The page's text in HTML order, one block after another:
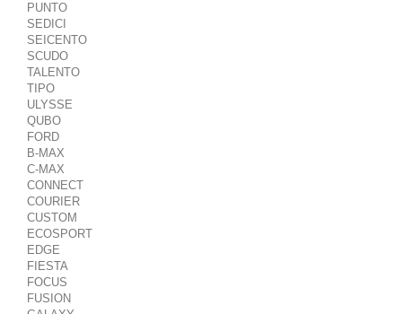
PUNTO
SEDICI
SEICENTO
SCUDO
TALENTO
TIPO
ULYSSE
QUBO
FORD
B-MAX
C-MAX
CONNECT
COURIER
CUSTOM
ECOSPORT
EDGE
FIESTA
FOCUS
FUSION